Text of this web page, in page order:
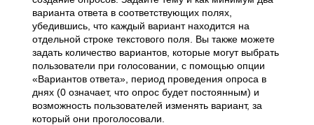
варианта ответа в соответствующих полях,
убедившись, что каждый вариант находится на
отдельной строке текстового поля. Вы также можете
задать количество вариантов, которые могут выбрать
пользователи при голосовании, с помощью опции
«Вариантов ответа», период проведения опроса в
днях (0 означает, что опрос будет постоянным) и
возможность пользователей изменять вариант, за
который они проголосовали.